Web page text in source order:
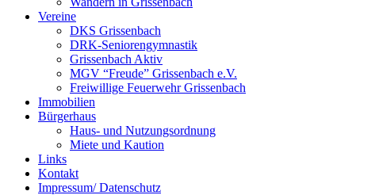
Vereine
DKS Grissenbach
DRK-Seniorengymnastik
Grissenbach Aktiv
MGV “Freude” Grissenbach e.V.
Freiwillige Feuerwehr Grissenbach
Immobilien
Bürgerhaus
Haus- und Nutzungsordnung
Miete und Kaution
Links
Kontakt
Impressum/ Datenschutz